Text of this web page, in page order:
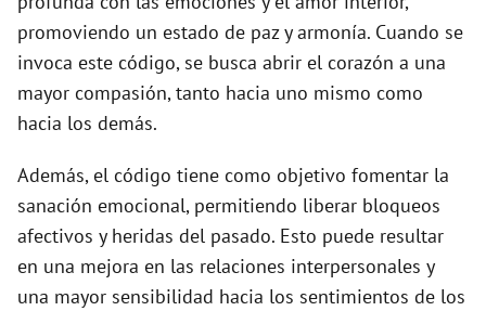
promoviendo un estado de paz y armonía. Cuando se
invoca este código, se busca abrir el corazón a una
mayor compasión, tanto hacia uno mismo como
hacia los demás.
Además, el código tiene como objetivo fomentar la
sanación emocional, permitiendo liberar bloqueos
afectivos y heridas del pasado. Esto puede resultar
en una mejora en las relaciones interpersonales y
una mayor sensibilidad hacia los sentimientos de los